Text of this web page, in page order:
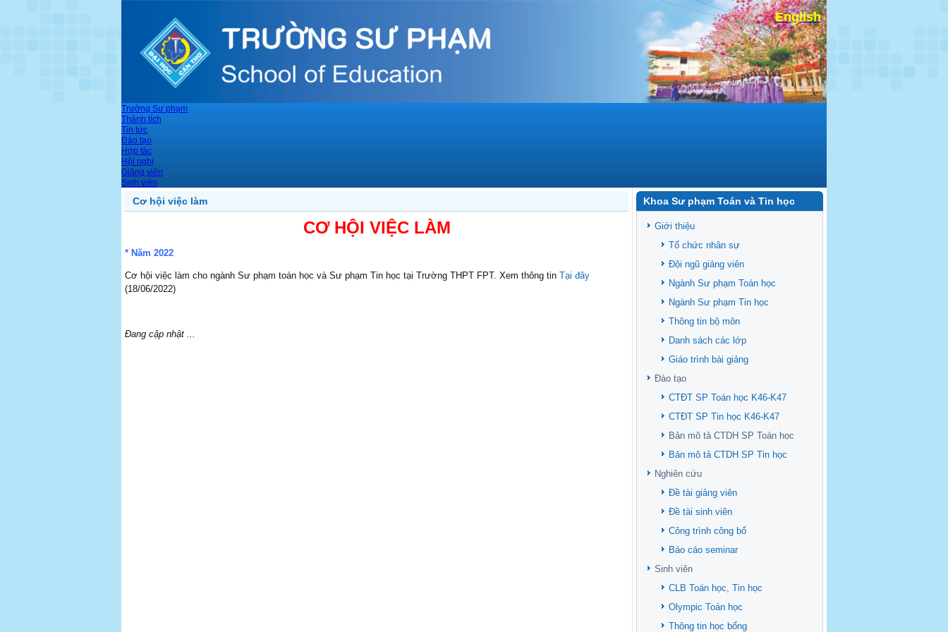
English
Trường Sư phạm
Thành tích
Tin tức
Đào tạo
Hợp tác
Hội nghị
Giảng viên
Sinh viên
Cơ hội việc làm
CƠ HỘI VIỆC LÀM
* Năm 2022
Cơ hội việc làm cho ngành Sư phạm toán học và Sư phạm Tin học tại Trường THPT FPT. Xem thông tin Tại đây
(18/06/2022)
Đang cập nhật ...
Khoa Sư phạm Toán và Tin học
Giới thiệu
Tổ chức nhân sự
Đội ngũ giảng viên
Ngành Sư phạm Toán học
Ngành Sư phạm Tin học
Thông tin bộ môn
Danh sách các lớp
Giáo trình bài giảng
Đào tạo
CTĐT SP Toán học K46-K47
CTĐT SP Tin học K46-K47
Bản mô tả CTDH SP Toán học
Bản mô tả CTDH SP Tin học
Nghiên cứu
Đề tài giảng viên
Đề tài sinh viên
Công trình công bố
Báo cáo seminar
Sinh viên
CLB Toán học, Tin học
Olympic Toán học
Thông tin học bổng